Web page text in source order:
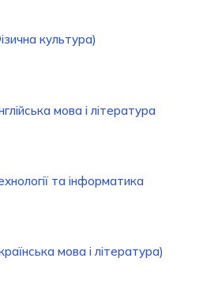
культура)
мова і література
та інформатика
мова і література)